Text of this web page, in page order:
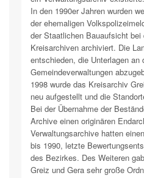
In den 1990er Jahren wurden
der ehemaligen
der Staatlichen Bauaufsicht
Kreisarchiven archiviert. Die
entschieden, die Unterlagen an
Gemeindeverwaltungen
1998 wurde das Kreisarchiv
neu aufgestellt und die
Bei der Übernahme der
Archive einen originären
Verwaltungsarchive hatten
bis 1990, letzte
des Bezirkes. Des Weiteren
Greiz und Gera sehr große